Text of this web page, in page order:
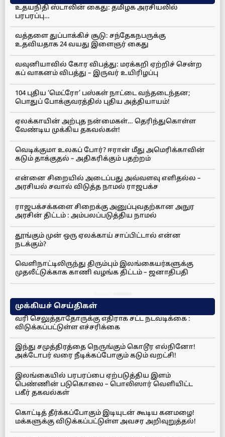
உதயநிதி ஸ்டாலின் கைது: தமிழக அரசியலில்
பரபரப்பு…
வத்தளை துப்பாக்கிச் சூடு: சந்தேகநபருக்கு
உதவியதாக 24 வயது இளைஞர் கைது
வவுனியாவில் கோர விபத்து: மரக்கறி ஏற்றிச் சென்ற
கப் வாகனம் விபத்து – இருவர் உயிரிழப்பு
104 புதிய ‘மெட்ரோ’ பஸ்கள் நாட்டை வந்தடைந்தன;
பொதுப் போக்குவரத்தில் புதிய அத்தியாயம்!
ஏலக்காயின் அற்புத நன்மைகள்… தெரிந்துகொள்ள
வேண்டிய முக்கிய தகவல்கள்!
வெடிக்குமா உலகப் போர்? ஈரான் மீது அமெரிக்காவின்
கடும் தாக்குதல் – அதிகரிக்கும் பதற்றம்
என்னை சிறையில் அடைப்பது அவ்வளவு எளிதல்ல –
அரசியல் சவால் விடுத்த நாமல் ராஜபக்ச
ராஜபக்சக்களை சிறைக்கு அனுப்புவதற்கான அநுர
அரசின் திட்டம் : அம்பலப்படுத்திய நாமல்
தூங்கும் முன் ஒரு ஏலக்காய் சாப்பிட்டால் என்ன
நடக்கும்?
வெளிநாட்டிலிருந்து திரும்பும் இலங்கையர்களுக்கு
முதலீட்டுக்காக காணி வழங்க திட்டம் – ஜனாதிபதி
முக்கியச் செய்திகள்
வரி செலுத்தாதோருக்கு எதிராக சட்ட நடவடிக்கை :
விடுக்கப்பட்டுள்ள எச்சரிக்கை
இந்து சமுத்திரத்தை நெருங்கும் கொடூர எல்நினோ!
அக்டோபர் வரை நீடிக்கப்போகும் கடும் வறட்சி!
இலங்கையில் பரபரப்பை ஏற்படுத்திய இளம்
பெண்ணின் படுகொலை – பொலிஸார் வெளியிட்ட
பகீர் தகவல்கள்
கொட்டித் தீர்க்கப்போகும் இடியுடன் கூடிய கனமழை!
மக்களுக்கு விடுக்கப்பட்டுள்ள அவசர அறிவுறுத்தல்!